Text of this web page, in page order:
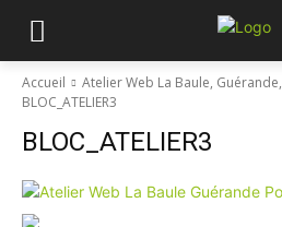
Accueil
Atelier Web La Baule,
BLOC_ATELIER3
BLOC_ATELIER3